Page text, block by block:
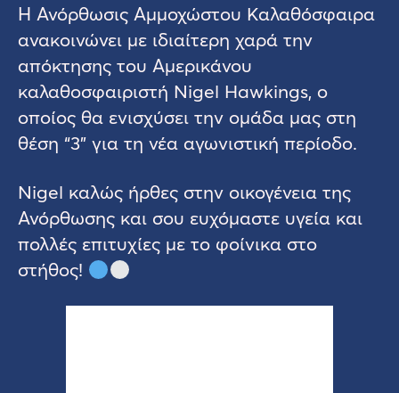
Η Ανόρθωσις Αμμοχώστου Καλαθόσφαιρα
ανακοινώνει με ιδιαίτερη χαρά την
απόκτησης του Αμερικάνου
καλαθοσφαιριστή Nigel Hawkings, ο
οποίος θα ενισχύσει την ομάδα μας στη
θέση “3” για τη νέα αγωνιστική περίοδο.
Νigel καλώς ήρθες στην οικογένεια της
Ανόρθωσης και σου ευχόμαστε υγεία και
πολλές επιτυχίες με το φοίνικα στο
στήθος!